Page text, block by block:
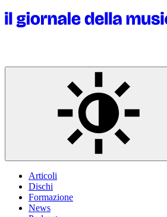
Articoli
Dischi
Formazione
News